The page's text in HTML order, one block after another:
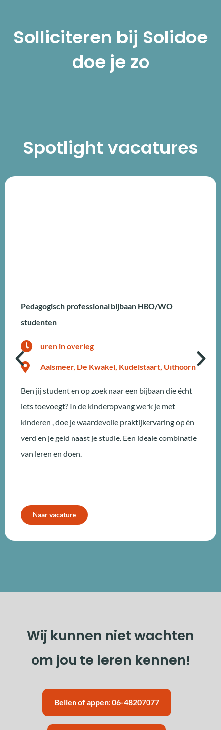
Solliciteren bij Solidoe
doe je zo
Spotlight vacatures
Pedagogisch professional bijbaan HBO/WO
studenten
uren in overleg
Aalsmeer, De Kwakel, Kudelstaart, Uithoorn
Ben jij student en op zoek naar een bijbaan die écht
iets toevoegt? In de kinderopvang werk je met
kinderen , doe je waardevolle praktijkervaring op én
verdien je geld naast je studie. Een ideale combinatie
van leren en doen.
Naar vacature
Wij kunnen niet wachten
om jou te leren kennen!
Bellen of appen: 06-48207077